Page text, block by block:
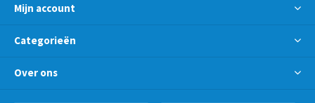
Mijn account
Categorieën
Over ons